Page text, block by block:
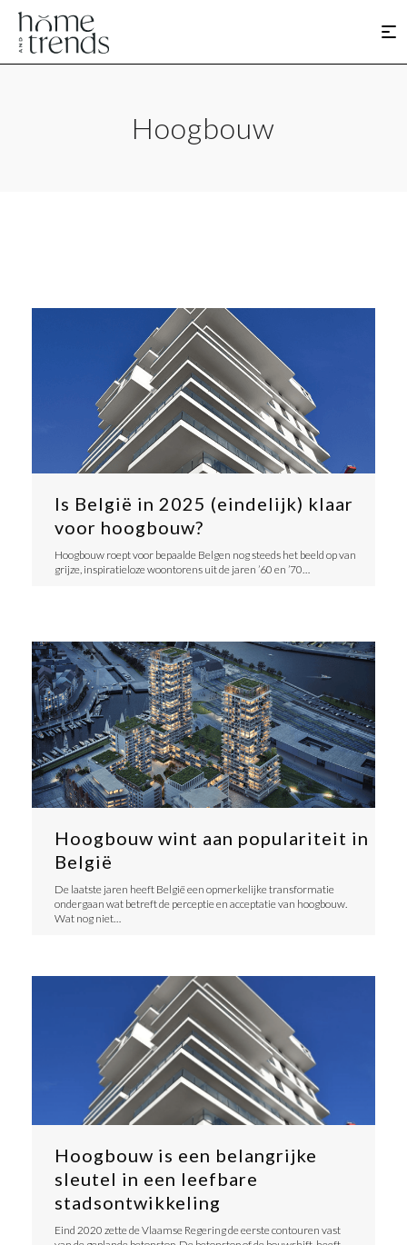
Hoogbouw
Is België in 2025 (eindelijk) klaar
voor hoogbouw?
Hoogbouw roept voor bepaalde Belgen nog steeds het beeld op van
grijze, inspiratieloze woontorens uit de jaren ’60 en ’70…
Hoogbouw wint aan populariteit in
België
De laatste jaren heeft België een opmerkelijke transformatie
ondergaan wat betreft de perceptie en acceptatie van hoogbouw.
Wat nog niet…
Hoogbouw is een belangrijke
sleutel in een leefbare
stadsontwikkeling
Eind 2020 zette de Vlaamse Regering de eerste contouren vast